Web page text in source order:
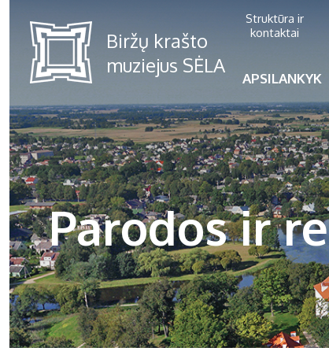
Struktūra ir
kontaktai
APSILANKYK
Parodos ir